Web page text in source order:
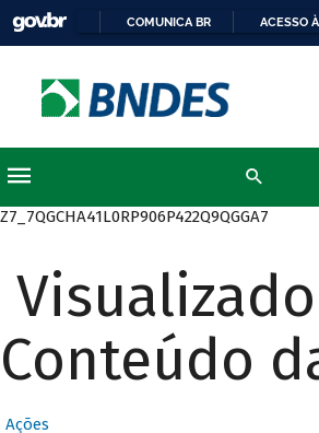
COMUNICA BR ACESSO
Z7_7QGCHA41L0RP906P422Q9QGGA7
Conteúdo
Ações